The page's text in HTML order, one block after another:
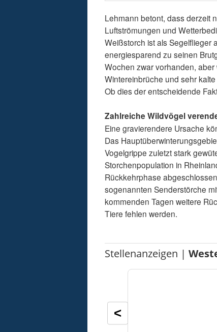
Lehmann betont, dass derzeit
Luftströmungen und
Weißstorch ist als Segelflieger
energiesparend zu seinen
Wochen zwar vorhanden,
Wintereinbrüche und sehr
Ob dies der entscheidende
Zahlreiche Wildvögel
Eine gravierendere Ursache
Das
Vogelgrippe zuletzt stark
Storchenpopulation in
Rückkehrphase
sogenannten Senderstörche
kommenden Tagen weitere
Tiere fehlen werden.
Stellenanzeigen |
<